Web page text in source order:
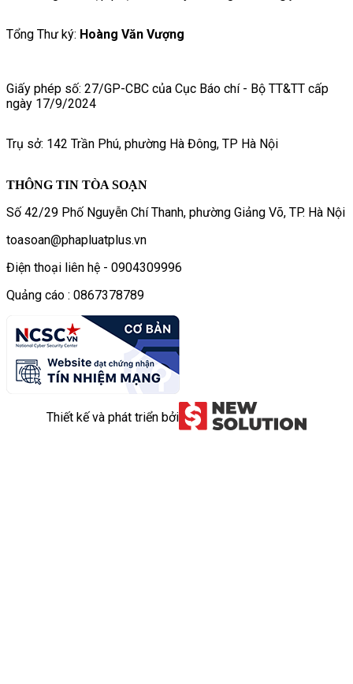
Tổng Thư ký: Hoàng Văn Vượng
Giấy phép số: 27/GP-CBC của Cục Báo chí - Bộ TT&TT cấp
ngày 17/9/2024
Trụ sở: 142 Trần Phú, phường Hà Đông, TP Hà Nội
THÔNG TIN TÒA SOẠN
Số 42/29 Phố Nguyễn Chí Thanh, phường Giảng Võ, TP. Hà Nội
toasoan@phapluatplus.vn
Điện thoại liên hệ - 0904309996
Quảng cáo : 0867378789
Thiết kế và phát triển bởi